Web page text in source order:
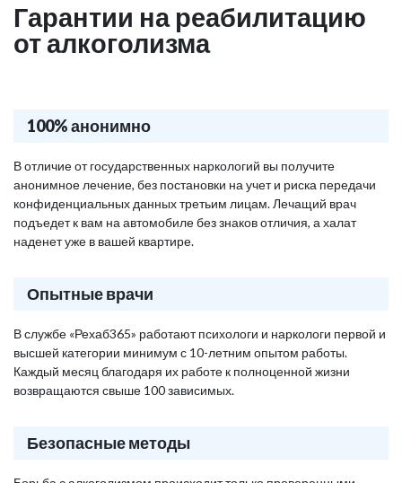
Гарантии на реабилитацию
от алкоголизма
100% анонимно
В отличие от государственных наркологий вы получите
анонимное лечение, без постановки на учет и риска передачи
конфиденциальных данных третьим лицам. Лечащий врач
подъедет к вам на автомобиле без знаков отличия, а халат
наденет уже в вашей квартире.
Опытные врачи
В службе «Рехаб365» работают психологи и наркологи первой и
высшей категории минимум с 10-летним опытом работы.
Каждый месяц благодаря их работе к полноценной жизни
возвращаются свыше 100 зависимых.
Безопасные методы